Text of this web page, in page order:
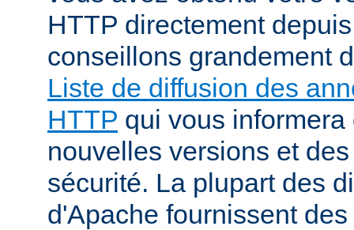
HTTP directement
conseillons grandement
Liste de diffusion des
HTTP qui vous
nouvelles versions et
sécurité. La plupart des
d'Apache fournissent